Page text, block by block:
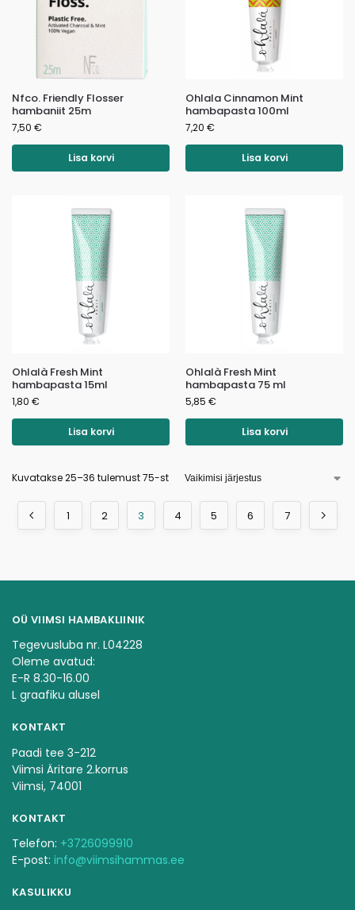
Nfco. Friendly Flosser
hambaniit 25m
7,50 €
Lisa korvi
Ohlala Cinnamon Mint
hambapasta 100ml
7,20 €
Lisa korvi
Ohlalà Fresh Mint
hambapasta 15ml
1,80 €
Lisa korvi
Ohlalà Fresh Mint
hambapasta 75 ml
5,85 €
Lisa korvi
Kuvatakse 25–36 tulemust 75-st
1 2 3 4 5 6 7
OÜ VIIMSI HAMBAKLIINIK
Tegevusluba nr. L04228
Oleme avatud:
E-R 8.30-16.00
L graafiku alusel
KONTAKT
Paadi tee 3-212
Viimsi Äritare 2.korrus
Viimsi, 74001
KONTAKT
Telefon: +3726099910
E-post: info@viimsihammas.ee
KASULIKKU